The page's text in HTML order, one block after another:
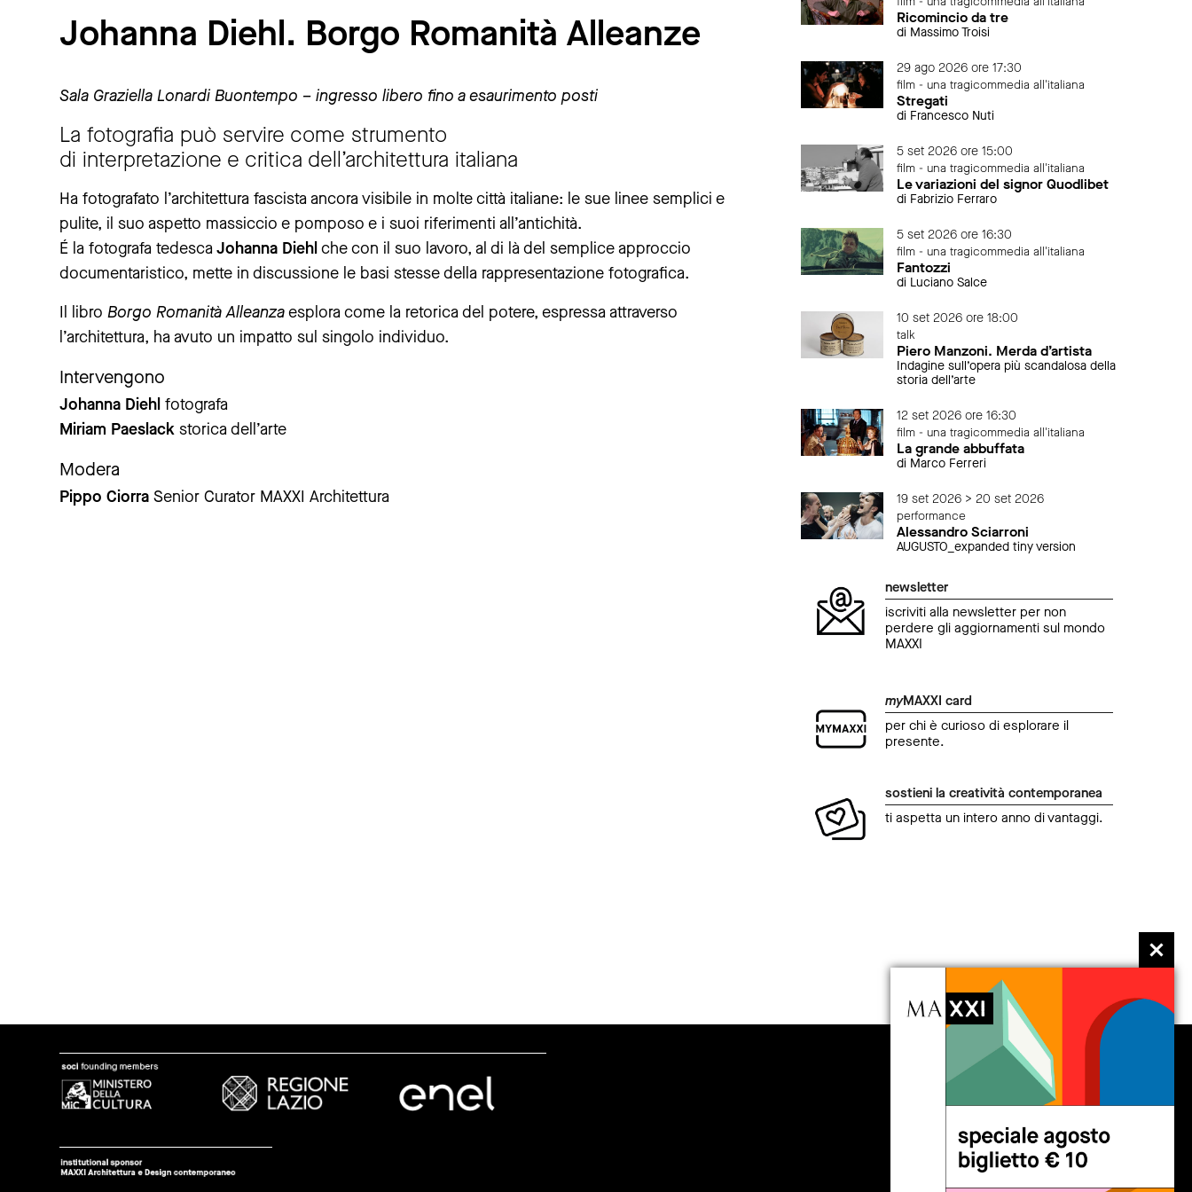
Johanna Diehl. Borgo Romanità Alleanze
Sala Graziella Lonardi Buontempo – ingresso libero fino a esaurimento posti
La fotografia può servire come strumento
di interpretazione e critica dell’architettura italiana
Ha fotografato l’architettura fascista ancora visibile in molte città italiane: le sue linee semplici e
pulite, il suo aspetto massiccio e pomposo e i suoi riferimenti all’antichità.
É la fotografa tedesca Johanna Diehlche con il suo lavoro, al di là del semplice approccio
documentaristico, mette in discussione le basi stesse della rappresentazione fotografica.
Il libro Borgo Romanità Alleanzaesplora come la retorica del potere, espressa attraverso
l’architettura, ha avuto un impatto sul singolo individuo.
Intervengono
Johanna Diehl fotografa
Miriam Paeslack storica dell’arte
Modera
Pippo Ciorra Senior Curator MAXXI Architettura
Ricomincio da tre
di Massimo Troisi
29 ago 2026 ore 17:30
film - una tragicommedia all'italiana
Stregati
di Francesco Nuti
5 set 2026 ore 15:00
film - una tragicommedia all'italiana
Le variazioni del signor Quodlibet
di Fabrizio Ferraro
5 set 2026 ore 16:30
film - una tragicommedia all'italiana
Fantozzi
di Luciano Salce
10 set 2026 ore 18:00
talk
Piero Manzoni. Merda d’artista
Indagine sull’opera più scandalosa della
storia dell’arte
12 set 2026 ore 16:30
film - una tragicommedia all'italiana
La grande abbuffata
di Marco Ferreri
19 set 2026 > 20 set 2026
performance
Alessandro Sciarroni
AUGUSTO_expanded tiny version
newsletter
iscriviti alla newsletter per non
perdere gli aggiornamenti sul mondo
MAXXI
myMAXXI card
per chi è curioso di esplorare il
presente.
sostieni la creatività contemporanea
ti aspetta un intero anno di vantaggi.
seguici